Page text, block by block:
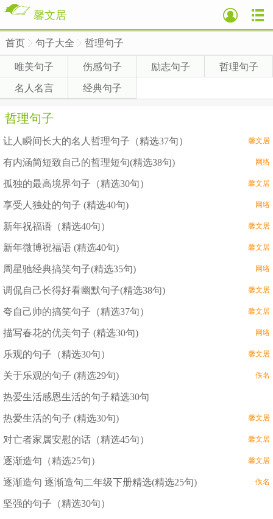
馨文居
首页 句子大全 哲理句子
唯美句子 伤感句子 励志句子 哲理句子
名人名言 经典句子
哲理句子
让人瞬间长大的名人哲理句子（精选37句） 馨文居
有内涵简短致自己的哲理短句(精选38句) 网络
孤独的最高境界句子（精选30句） 馨文居
享受人独处的句子 (精选40句) 网络
新年祝福语（精选40句） 馨文居
新年微博祝福语 (精选40句) 馨文居
周星驰经典搞笑句子(精选35句) 网络
调侃自己长得好看幽默句子(精选38句) 馨文居
夸自己帅的搞笑句子（精选37句） 馨文居
描写春花的优美句子 (精选30句) 网络
乐观的句子（精选30句） 馨文居
关于乐观的句子 (精选29句) 佚名
热爱生活感恩生活的句子精选30句
热爱生活的句子 (精选30句) 馨文居
对亡者家属安慰的话（精选45句） 馨文居
逐渐造句（精选25句） 馨文居
逐渐造句 逐渐造句二年级下册精选(精选25句) 佚名
坚强的句子（精选30句）